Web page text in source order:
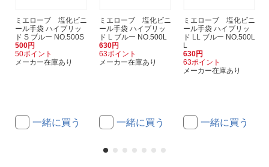
ミエローブ 塩化ビニ
ール手袋 ハイブリッ
ド S ブルー NO.500S
500円
50ポイント
メーカー在庫あり
一緒に買う
ミエローブ 塩化ビニ
ール手袋 ハイブリッ
ド L ブルー NO.500L
630円
63ポイント
メーカー在庫あり
一緒に買う
ミエローブ 塩化ビニ
ール手袋 ハイブリッ
ド LL ブルー NO.500L
L
630円
63ポイント
メーカー在庫あり
一緒に買う